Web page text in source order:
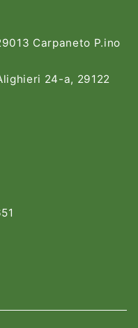
Carpaneto P.ino
24-a, 29122